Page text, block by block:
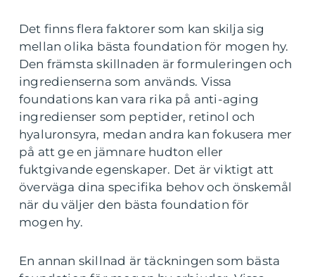
Det finns flera faktorer som kan skilja sig
mellan olika bästa foundation för mogen hy.
Den främsta skillnaden är formuleringen och
ingredienserna som används. Vissa
foundations kan vara rika på anti-aging
ingredienser som peptider, retinol och
hyaluronsyra, medan andra kan fokusera mer
på att ge en jämnare hudton eller
fuktgivande egenskaper. Det är viktigt att
överväga dina specifika behov och önskemål
när du väljer den bästa foundation för
mogen hy.
En annan skillnad är täckningen som bästa